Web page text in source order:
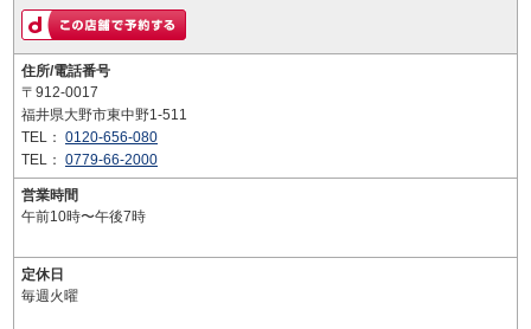
住所/電話番号
〒912-0017
福井県大野市東中野1-511
TEL： 0120-656-080
TEL： 0779-66-2000
営業時間
午前10時〜午後7時
定休日
毎週火曜